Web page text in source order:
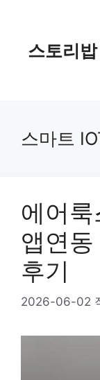
스토리밥
스마트
에어
앱연
후기
2026-06-02